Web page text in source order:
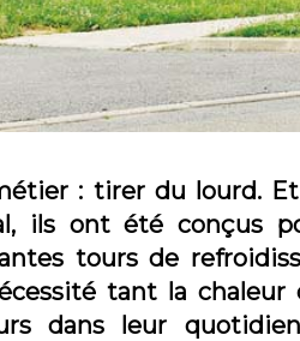
: tirer du lourd.
ils ont été conçus
tours de
tant la chaleur
dans leur